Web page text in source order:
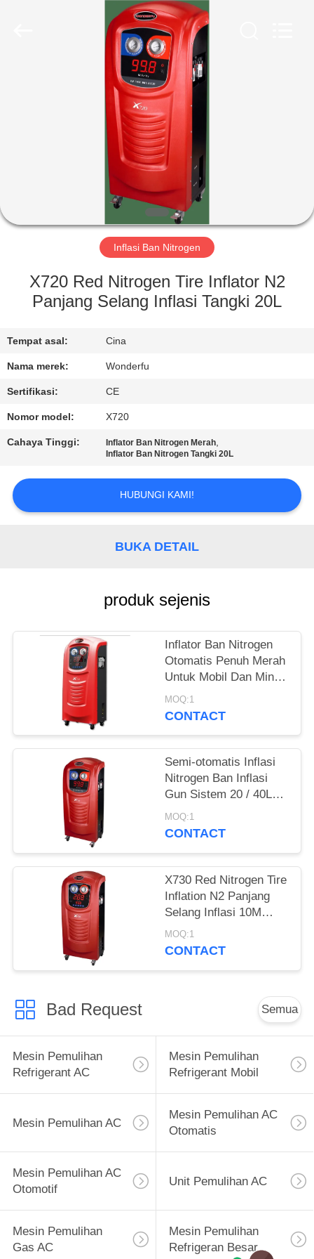
TUR
KONTROL
HUBUNGI
KAMI
PENAWARAN
SITEMAP
Inflasi Ban Nitrogen
X720 Red Nitrogen Tire Inflator N2
Panjang Selang Inflasi Tangki 20L
Tempat asal: Cina
Nama merek: Wonderfu
Sertifikasi: CE
Nomor model: X720
Cahaya Tinggi: Inflator Ban Nitrogen Merah,
Inflator Ban Nitrogen Tangki 20L
HUBUNGI KAMI!
BUKA DETAIL
produk sejenis
Inflator Ban Nitrogen
Otomatis Penuh Merah
Untuk Mobil Dan Mini
Bus X730
MOQ:1
CONTACT
Semi-otomatis Inflasi
Nitrogen Ban Inflasi
Gun Sistem 20 / 40L
Kapasitas Silinder
MOQ:1
CONTACT
X730 Red Nitrogen Tire
Inflation N2 Panjang
Selang Inflasi 10M
65KGS Kualitas Filter
Udara
MOQ:1
CONTACT
Bad Request Semua
Mesin Pemulihan
Refrigerant AC
Mesin Pemulihan
Refrigerant Mobil
Mesin Pemulihan AC
Mesin Pemulihan AC
Otomatis
Mesin Pemulihan AC
Otomotif
Unit Pemulihan AC
Mesin Pemulihan
Gas AC
Mesin Pemulihan
Refrigeran Besar